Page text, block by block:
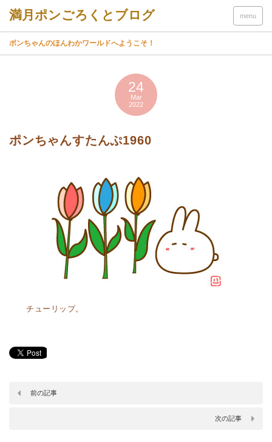
menu
ポンちゃんのほんわかワールドへようこそ！
24
Mar
2022
ポンちゃんすたんぷ1960
チューリップ。
前の記事
次の記事